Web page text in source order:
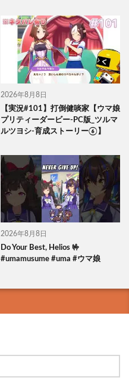
2026年8月8日
【実況#101】打倒健啖家【ウマ娘
プリティーダービー-PC版_ツルマ
ルツヨシ-育成ストーリー⑥】
2026年8月8日
Do Your Best, Helios 🤟
#umamusume #uma #ウマ娘